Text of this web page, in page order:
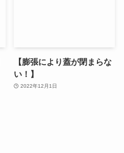
【膨張により蓋が閉まらな
い！】
2022年12月1日